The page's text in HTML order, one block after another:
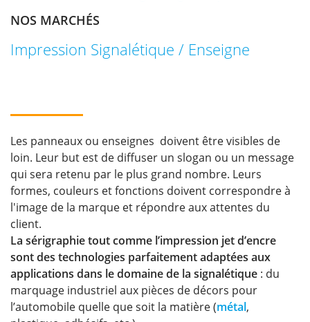
NOS MARCHÉS
Impression Signalétique / Enseigne
Les panneaux ou enseignes doivent être visibles de
loin. Leur but est de diffuser un slogan ou un message
qui sera retenu par le plus grand nombre. Leurs
formes, couleurs et fonctions doivent correspondre à
l'image de la marque et répondre aux attentes du
client.
La sérigraphie tout comme l’impression jet d’encre
sont des technologies parfaitement adaptées aux
applications dans le domaine de la signalétique : du
marquage industriel aux pièces de décors pour
l’automobile quelle que soit la matière (métal,